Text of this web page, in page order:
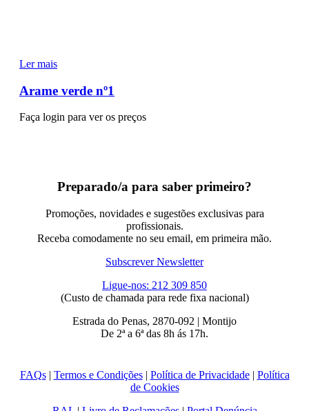
Ler mais
Arame verde nº1
Faça login para ver os preços
Preparado/a para saber primeiro?
Promoções, novidades e sugestões exclusivas para
profissionais.
Receba comodamente no seu email, em primeira mão.
Subscrever Newsletter
Ligue-nos: 212 309 850
(Custo de chamada para rede fixa nacional)
Estrada do Penas, 2870-092 | Montijo
De 2ª a 6ª das 8h ás 17h.
FAQs| Termos e Condições| Política de Privacidade| Política
de Cookies